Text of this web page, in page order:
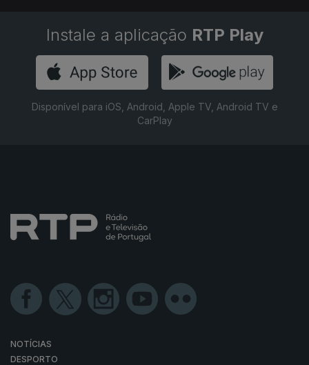
Instale a aplicação RTP Play
Disponível para iOS, Android, Apple TV, Android TV e
CarPlay
NOTÍCIAS
DESPORTO